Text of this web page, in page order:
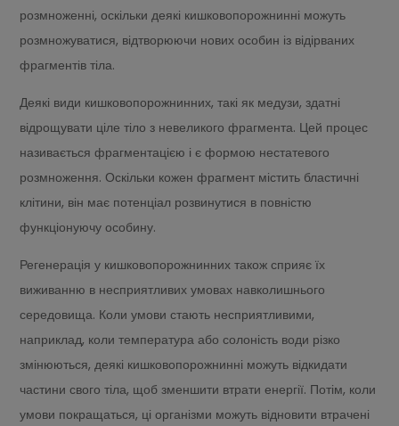
розмноженні, оскільки деякі кишковопорожнинні можуть
розмножуватися, відтворюючи нових особин із відірваних
фрагментів тіла.
Деякі види кишковопорожнинних, такі як медузи, здатні
відрощувати ціле тіло з невеликого фрагмента. Цей процес
називається фрагментацією і є формою нестатевого
розмноження. Оскільки кожен фрагмент містить бластичні
клітини, він має потенціал розвинутися в повністю
функціонуючу особину.
Регенерація у кишковопорожнинних також сприяє їх
виживанню в несприятливих умовах навколишнього
середовища. Коли умови стають несприятливими,
наприклад, коли температура або солоність води різко
змінюються, деякі кишковопорожнинні можуть відкидати
частини свого тіла, щоб зменшити втрати енергії. Потім, коли
умови покращаться, ці організми можуть відновити втрачені